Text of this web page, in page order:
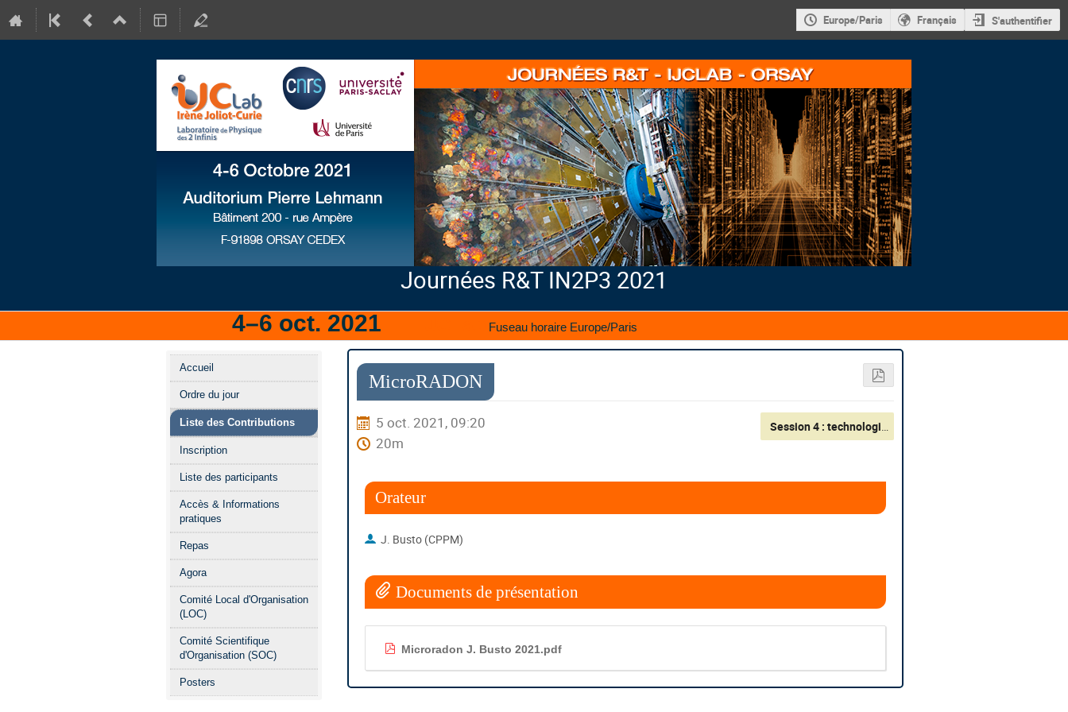
Europe/Paris Français S'authentifier
Journées R&T IN2P3 2021
4–6 oct. 2021 Fuseau horaire Europe/Paris
Menu
de
l'événement
Accueil
Ordre du jour
Liste des Contributions
Inscription
Liste des participants
Accès & Informations
pratiques
Repas
Agora
Comité Local d'Organisation
(LOC)
Comité Scientifique
d'Organisation (SOC)
Posters
MicroRADON
5 oct. 2021, 09:20
20m
Orateur
J. Busto (CPPM)
Documents de présentation
Microradon J. Busto 2021.pdf